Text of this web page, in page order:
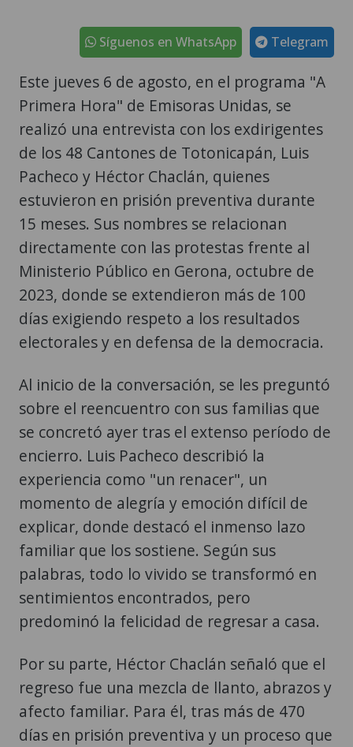
Telegram
Síguenos en WhatsApp
Este jueves 6 de agosto, en el programa "A
Primera Hora" de Emisoras Unidas, se
realizó una entrevista con los exdirigentes
de los 48 Cantones de Totonicapán, Luis
Pacheco y Héctor Chaclán, quienes
estuvieron en prisión preventiva durante
15 meses. Sus nombres se relacionan
directamente con las protestas frente al
Ministerio Público en Gerona, octubre de
2023, donde se extendieron más de 100
días exigiendo respeto a los resultados
electorales y en defensa de la democracia.
Al inicio de la conversación, se les preguntó
sobre el reencuentro con sus familias que
se concretó ayer tras el extenso período de
encierro. Luis Pacheco describió la
experiencia como "un renacer", un
momento de alegría y emoción difícil de
explicar, donde destacó el inmenso lazo
familiar que los sostiene. Según sus
palabras, todo lo vivido se transformó en
sentimientos encontrados, pero
predominó la felicidad de regresar a casa.
Por su parte, Héctor Chaclán señaló que el
regreso fue una mezcla de llanto, abrazos y
afecto familiar. Para él, tras más de 470
días en prisión preventiva y un proceso que